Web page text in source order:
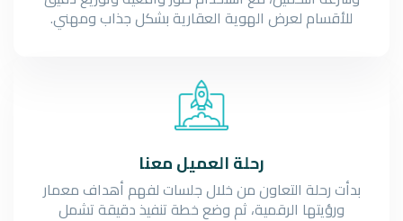
للأقسام لعرض الهوية العقارية بشكل جذاب ومهني.
رحلة العميل معنا
بدأت رحلة التعاون من خلال جلسات لفهم أهداف معمار
ورؤيتها الرقمية، ثم وضع خطة تنفيذ دقيقة تشمل